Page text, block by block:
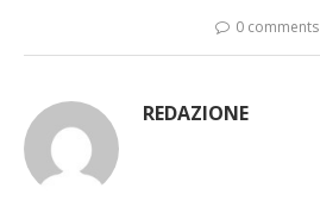
0 comments
REDAZIONE